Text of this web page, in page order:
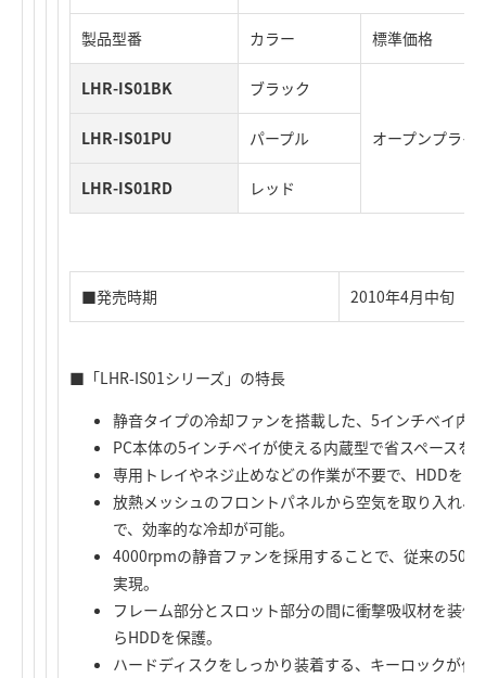
製品型番 カラー 標準価格
LHR-IS01BK ブラック
オープンプライ
LHR-IS01PU パープル
LHR-IS01RD レッド
■発売時期 2010年4月中旬（3
■「LHR-IS01シリーズ」の特長
静音タイプの冷却ファンを搭載した、5インチベイ内
PC本体の5インチベイが使える内蔵型で省スペースを
専用トレイやネジ止めなどの作業が不要で、HDDをダ
放熱メッシュのフロントパネルから空気を取り入れ
で、効率的な冷却が可能。
4000rpmの静音ファンを採用することで、従来の
実現。
フレーム部分とスロット部分の間に衝撃吸収材を装
らHDDを保護。
ハードディスクをしっかり装着する、キーロックが付